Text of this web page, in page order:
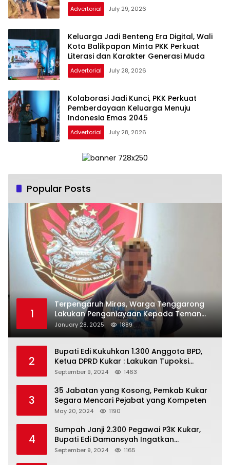
Advertorial July 29, 2026
Keluarga Jadi Benteng Era Digital, Wali
Kota Balikpapan Minta PKK Perkuat
Literasi dan Karakter Generasi Muda
Advertorial July 28, 2026
Kolaborasi Jadi Kunci, PKK Perkuat
Pemberdayaan Keluarga Menuju
Indonesia Emas 2045
Advertorial July 28, 2026
Popular Posts
1
Terpengaruh Miras, Warga Tenggarong
Lakukan Penganiayaan Kepada Teman
Sendiri
January 28, 2025 1889
2
Bupati Edi Kukuhkan 1.300 Anggota BPD,
Ketua DPRD Kukar : Lakukan Tupoksi
Dengan Baik Untuk Wujudkan
September 9, 2024 1463
3
35 Jabatan yang Kosong, Pemkab Kukar
Segara Mencari Pejabat yang Kompeten
May 20, 2024 1190
4
Sumpah Janji 2.300 Pegawai P3K Kukar,
Bupati Edi Damansyah Ingatkan
Tanggung Jawab Baru
September 9, 2024 1165